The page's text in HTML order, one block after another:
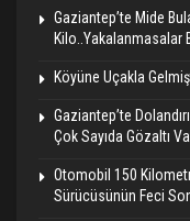
Gaziantep’te Mide
Kilo..Yakalanmasalar
Köyüne Uçakla
Gaziantep’te
Çok Sayıda Gözaltı
Otomobil 150
Sürücüsünün Feci